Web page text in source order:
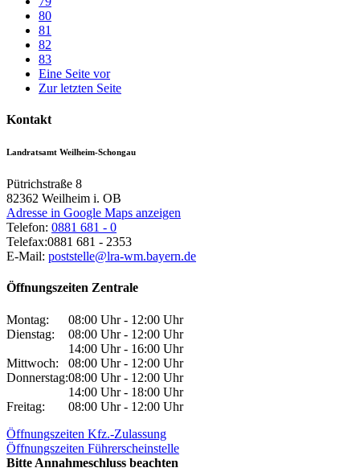
80
81
82
83
Eine Seite vor
Zur letzten Seite
Kontakt
Landratsamt Weilheim-Schongau
Pütrichstraße 8
82362 Weilheim i. OB
Adresse in Google Maps anzeigen
Telefon: 0881 681 - 0
Telefax:0881 681 - 2353
E-Mail: poststelle@lra-wm.bayern.de
Öffnungszeiten Zentrale
Montag:
08:00 Uhr - 12:00 Uhr
Dienstag:
08:00 Uhr - 12:00 Uhr
14:00 Uhr - 16:00 Uhr
Mittwoch:
08:00 Uhr - 12:00 Uhr
Donnerstag:08:00 Uhr - 12:00 Uhr
14:00 Uhr - 18:00 Uhr
Freitag:
08:00 Uhr - 12:00 Uhr
Öffnungszeiten Kfz.-Zulassung
Öffnungszeiten Führerscheinstelle
Bitte Annahmeschluss beachten